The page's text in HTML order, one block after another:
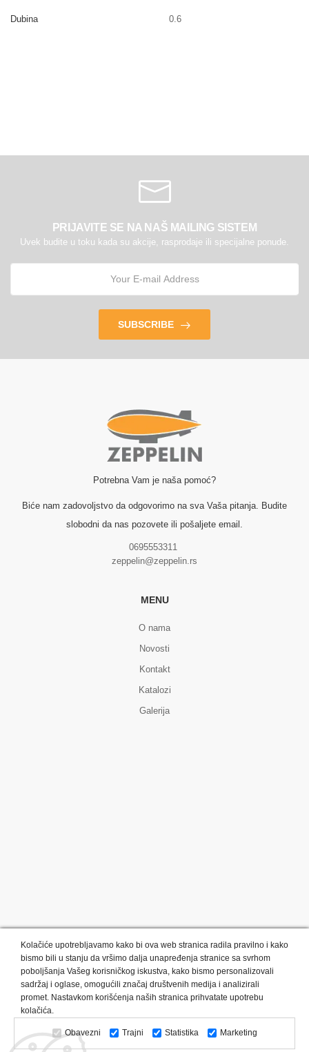
Dubina 0.6
PRIJAVITE SE NA NAŠ MAILING SISTEM
Uvek budite u toku kada su akcije, rasprodaje ili specijalne ponude.
SUBSCRIBE
Potrebna Vam je naša pomoć?
Biće nam zadovoljstvo da odgovorimo na sva Vaša pitanja. Budite
slobodni da nas pozovete ili pošaljete email.
0695553311
zeppelin@zeppelin.rs
MENU
O nama
Novosti
Kontakt
Katalozi
Galerija
Kategorije proizvoda: Olovke i markeri
Privesci i trakice
Upaljači
USB Tehnologija Tekstil
Kačketi i kape
Notesi i rokovnici
Kancelarija Satovi
Kišobrani
Kolačiće upotrebljavamo kako bi ova web stranica radila pravilno i kako
bismo bili u stanju da vršimo dalja unapređenja stranice sa svrhom
poboljšanja Vašeg korisničkog iskustva, kako bismo personalizovali
sadržaj i oglase, omogućili značaj društvenih medija i analizirali
promet. Nastavkom korišćenja naših stranica prihvatate upotrebu
kolačića.
Obavezni Trajni Statistika Marketing